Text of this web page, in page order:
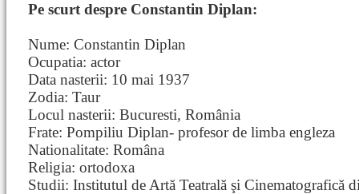
Pe scurt despre Constantin Diplan:
Nume: Constantin Diplan
Ocupatia: actor
Data nasterii: 10 mai 1937
Zodia: Taur
Locul nasterii: Bucuresti, România
Frate: Pompiliu Diplan- profesor de limba engleza
Nationalitate: Româna
Religia: ortodoxa
Studii: Institutul de Artă Teatrală şi Cinematografică